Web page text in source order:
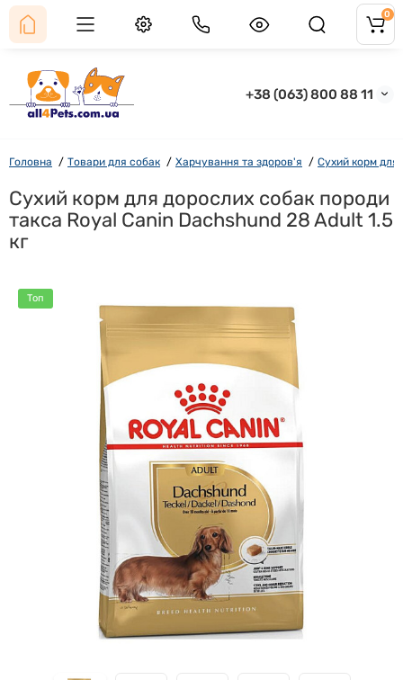
+38 (063) 800 88 11
0
Головна Товари для собак Харчування та здоров'я Сухий корм для
Сухий корм для дорослих собак породи
такса Royal Canin Dachshund 28 Adult 1.5
кг
Топ